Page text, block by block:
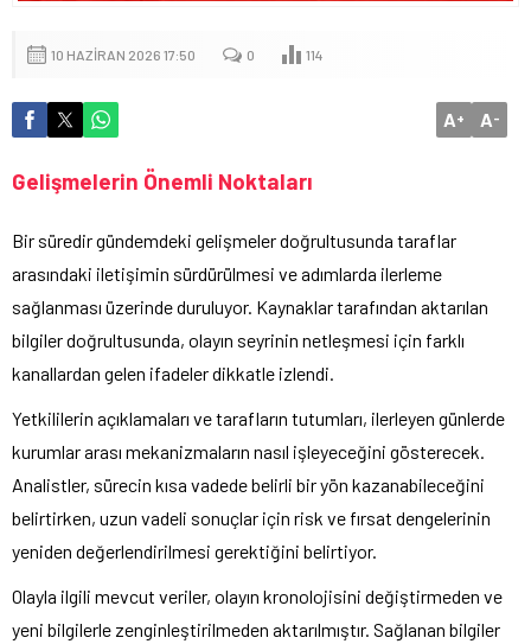
10 HAZIRAN 2026 17:50 0 114
A+ A-
Gelişmelerin Önemli Noktaları
Bir süredir gündemdeki gelişmeler doğrultusunda taraflar
arasındaki iletişimin sürdürülmesi ve adımlarda ilerleme
sağlanması üzerinde duruluyor. Kaynaklar tarafından aktarılan
bilgiler doğrultusunda, olayın seyrinin netleşmesi için farklı
kanallardan gelen ifadeler dikkatle izlendi.
Yetkililerin açıklamaları ve tarafların tutumları, ilerleyen günlerde
kurumlar arası mekanizmaların nasıl işleyeceğini gösterecek.
Analistler, sürecin kısa vadede belirli bir yön kazanabileceğini
belirtirken, uzun vadeli sonuçlar için risk ve fırsat dengelerinin
yeniden değerlendirilmesi gerektiğini belirtiyor.
Olayla ilgili mevcut veriler, olayın kronolojisini değiştirmeden ve
yeni bilgilerle zenginleştirilmeden aktarılmıştır. Sağlanan bilgiler